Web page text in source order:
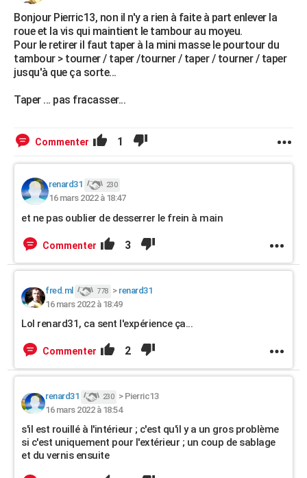
COPAINS D'AVANT
S'inscrire
Se connecter
Lycées
Collèges
Primaires
Universités
Entreprises
Service militaire
Avis de recherche
AVIS DE DÉCÈS
FORUM
Bricolage
Lifestyle
Culture
Sport
Auto
Television
Voyage
Cinema
Bonjour Pierric13, non il n'y a rien à faite à part enlever la
roue et la vis qui maintient le tambour au moyeu.
Pour le retirer il faut taper à la mini masse le pourtour du
tambour > tourner / taper /tourner / taper / tourner / taper
jusqu'à que ça sorte...
Taper ... pas fracasser...
Commenter 1
renard31 230
16 mars 2022 à 18:47
et ne pas oublier de desserrer le frein à main
Commenter 3
fred.ml 778 > renard31
16 mars 2022 à 18:49
Lol renard31, ca sent l'expérience ça...
Commenter 2
renard31 230 > Pierric13
16 mars 2022 à 18:54
s'il est rouillé à l'intérieur ; c'est qu'il y a un gros problème
si c'est uniquement pour l'extérieur ; un coup de sablage
et du vernis ensuite